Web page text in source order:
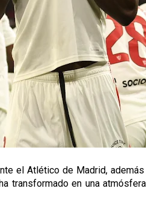
el Atlético de Madrid,
transformado en una